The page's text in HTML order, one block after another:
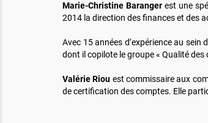
Marie-Christine Barangerest une
2014 la direction des finances et des
Avec 15 années d’expérience au
dont il copilote le groupe « Qualité
Valérie Riou est commissaire aux
de certification des comptes. Elle